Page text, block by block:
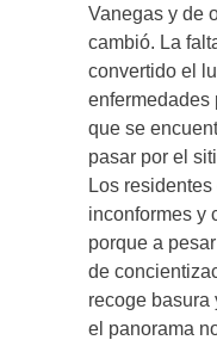
Vanegas y de
cambió. La
convertido el
enfermedades
que se
pasar por el
Los
inconformes y
porque a
de
recoge basura
el panorama